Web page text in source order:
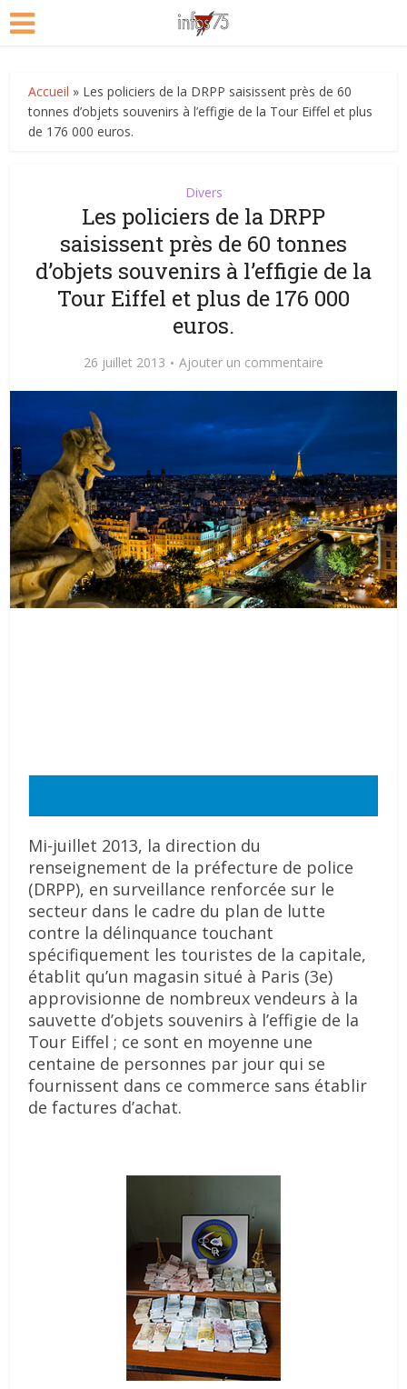
Accueil » Les policiers de la DRPP saisissent près de 60
tonnes d’objets souvenirs à l’effigie de la Tour Eiffel et plus
de 176 000 euros.
Divers
Les policiers de la DRPP
saisissent près de 60 tonnes
d’objets souvenirs à l’effigie de la
Tour Eiffel et plus de 176 000
euros.
26 juillet 2013 Ajouter un commentaire
Mi-juillet 2013, la direction du
renseignement de la préfecture de police
(DRPP), en surveillance renforcée sur le
secteur dans le cadre du plan de lutte
contre la délinquance touchant
spécifiquement les touristes de la capitale,
établit qu’un magasin situé à Paris (3e)
approvisionne de nombreux vendeurs à la
sauvette d’objets souvenirs à l’effigie de la
Tour Eiffel ; ce sont en moyenne une
centaine de personnes par jour qui se
fournissent dans ce commerce sans établir
de factures d’achat.